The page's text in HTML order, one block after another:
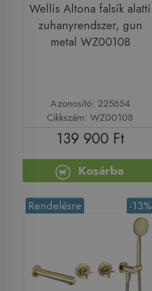
Wellis Altona falsík alatti
zuhanyrendszer, gun
metal WZ00108
Azonosító: 225654
Cikkszám: WZ00108
139 900 Ft
Kosárba
-13%
Rendelésre